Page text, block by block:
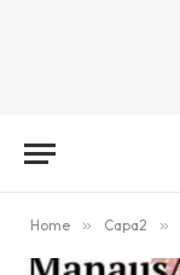
Home » Capa2 »